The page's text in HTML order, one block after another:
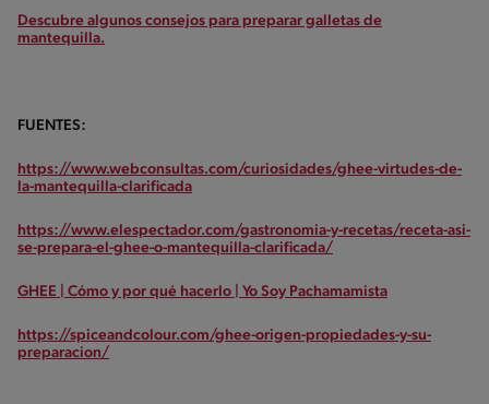
Descubre algunos consejos para preparar galletas de
mantequilla.
FUENTES:
https://www.webconsultas.com/curiosidades/ghee-virtudes-de-
la-mantequilla-clarificada
https://www.elespectador.com/gastronomia-y-recetas/receta-asi-
se-prepara-el-ghee-o-mantequilla-clarificada/
GHEE | Cómo y por qué hacerlo | Yo Soy Pachamamista
https://spiceandcolour.com/ghee-origen-propiedades-y-su-
preparacion/